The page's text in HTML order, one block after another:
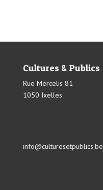
Cultures & Publics
Rue Mercelis 81
1050 Ixelles
info@culturesetpublics.be